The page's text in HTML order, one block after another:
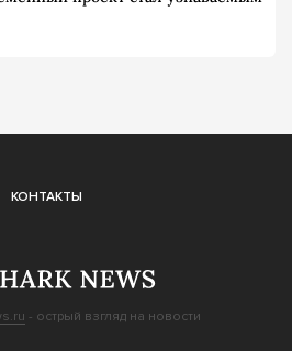
КОНТАКТЫ
- острый взгляд на новости